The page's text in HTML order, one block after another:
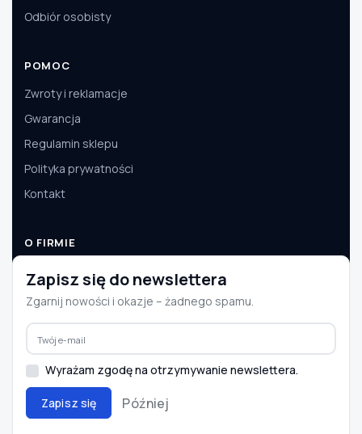
Odbiór osobisty
POMOC
Zwroty i reklamacje
Gwarancja
Regulamin sklepu
Polityka prywatności
Kontakt
O FIRMIE
O nas
Dane firmy
Aktualności
Współpraca B2B
© 2008–2026 e-autoparts.pl · Wszelkie prawa zastrzeżone
Zapisz się do newslettera
Zgarnij nowości i okazje – żadnego spamu.
Wyrażam zgodę na otrzymywanie newslettera.
Zapisz się Później